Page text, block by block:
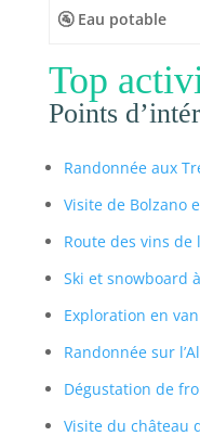
🚰 Eau potable
Top
Points
Randonnée aux
Visite de Bolzano
Route des vins de
Ski et snowboard
Exploration en
Randonnée sur
Dégustation de
Visite du château